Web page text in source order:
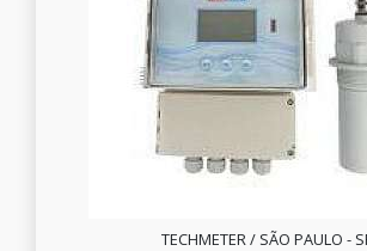
TECHMETER / SÃO PAULO -